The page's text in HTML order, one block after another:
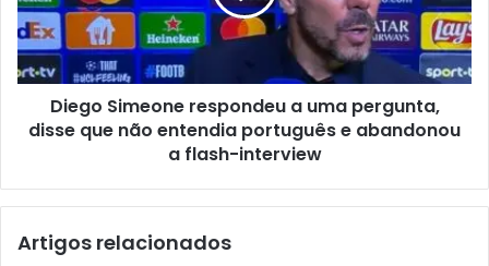
Diego Simeone respondeu a uma pergunta,
disse que não entendia português e abandonou
a flash-interview
Artigos relacionados